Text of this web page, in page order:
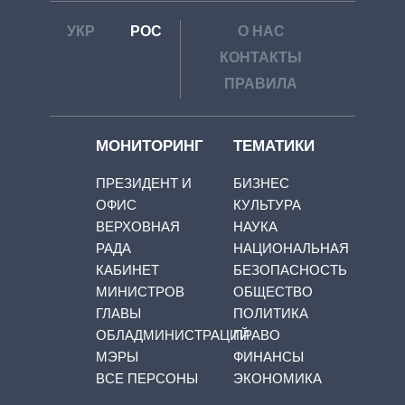
УКР РОС
О НАС
КОНТАКТЫ
ПРАВИЛА
МОНИТОРИНГ
ПРЕЗИДЕНТ И
ОФИС
ВЕРХОВНАЯ
РАДА
КАБИНЕТ
МИНИСТРОВ
ГЛАВЫ
ОБЛАДМИНИСТРАЦИЙ
МЭРЫ
ВСЕ ПЕРСОНЫ
ТЕМАТИКИ
БИЗНЕС
КУЛЬТУРА
НАУКА
НАЦИОНАЛЬНАЯ
БЕЗОПАСНОСТЬ
ОБЩЕСТВО
ПОЛИТИКА
ПРАВО
ФИНАНСЫ
ЭКОНОМИКА